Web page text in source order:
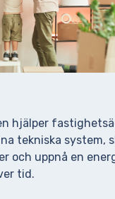
hjälper
tekniska system,
och uppnå en
tid.